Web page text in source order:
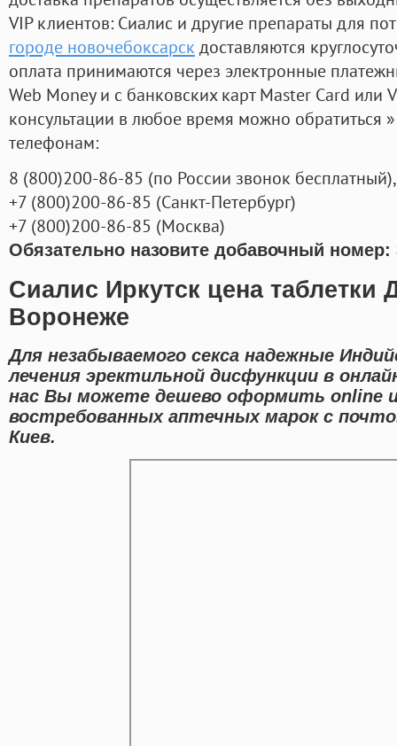
VIP клиентов: Сиалис и другие препараты для
городе новочебоксарск доставляются
оплата принимаются через электронные
Web Money и с банковских карт Master Card или
консультации в любое время можно обратиться
телефонам:
8 (800)200-86-85 (по России звонок бесплатный),
+7 (800)200-86-85 (Санкт-Петербург)
+7 (800)200-86-85 (Москва)
Обязательно назовите добавочный номер:
Сиалис Иркутск цена таблетки
Воронеже
Для незабываемого секса надежные
лечения эректильной дисфункции в
нас Вы можете дешево оформить online
востребованных аптечных марок с
Киев.